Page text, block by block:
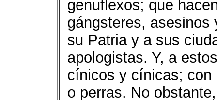
genuflexos; que
gángsteres, asesinos
su Patria y a sus
apologistas. Y, a
cínicos y cínicas; con
o perras. No